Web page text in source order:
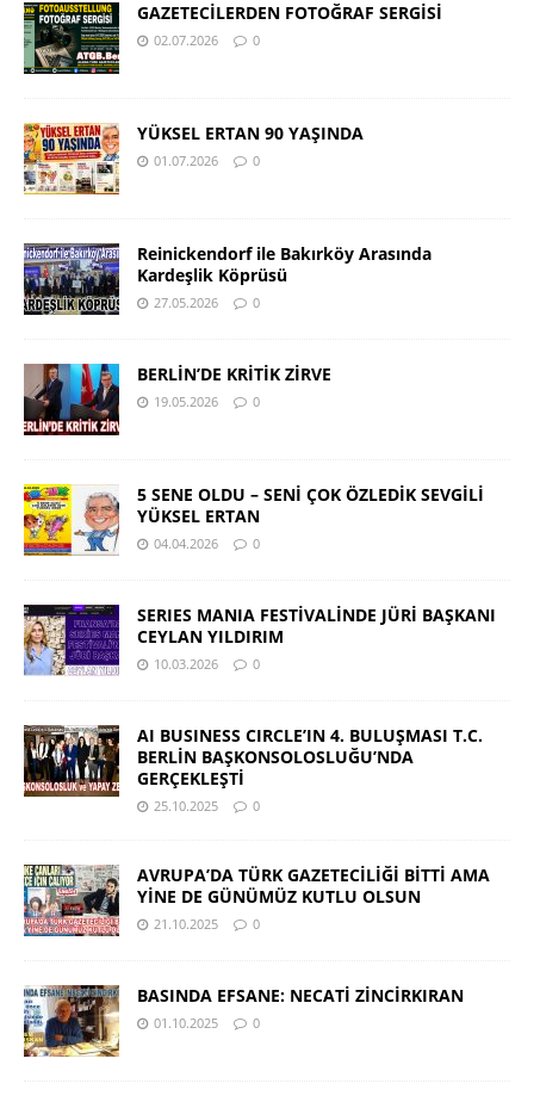
GAZETECİLERDEN FOTOĞRAF SERGİSİ
02.07.2026 0
YÜKSEL ERTAN 90 YAŞINDA
01.07.2026 0
Reinickendorf ile Bakırköy Arasında
Kardeşlik Köprüsü
27.05.2026 0
BERLİN’DE KRİTİK ZİRVE
19.05.2026 0
5 SENE OLDU – SENİ ÇOK ÖZLEDİK SEVGİLİ
YÜKSEL ERTAN
04.04.2026 0
SERIES MANIA FESTİVALİNDE JÜRİ BAŞKANI
CEYLAN YILDIRIM
10.03.2026 0
AI BUSINESS CIRCLE’IN 4. BULUŞMASI T.C.
BERLİN BAŞKONSOLOSLUĞU’NDA
GERÇEKLEŞTİ
25.10.2025 0
AVRUPA’DA TÜRK GAZETECİLİĞİ BİTTİ AMA
YİNE DE GÜNÜMÜZ KUTLU OLSUN
21.10.2025 0
BASINDA EFSANE: NECATİ ZİNCİRKIRAN
01.10.2025 0